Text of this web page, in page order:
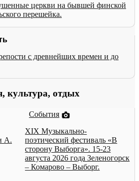
церкви на бывшей финской
перешейка.
с древнейших времен и до
культура, отдых
А.
События
XIX Музыкально-
поэтический фестиваль «В
сторону Выборга». 15-23
августа 2026 года Зеленогорск
– Комарово – Выборг.